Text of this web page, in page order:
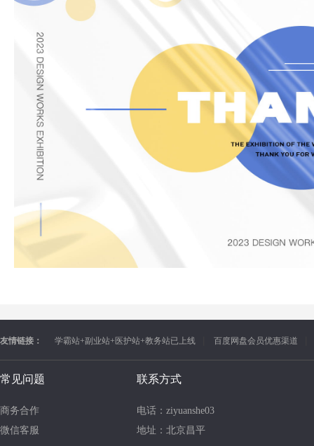
友情链接： 学霸站+副业站+医护站+教务站已上线 百度网盘会员优惠渠道
常见问题
商务合作
微信客服
联系方式
电话：ziyuanshe03
地址：北京昌平